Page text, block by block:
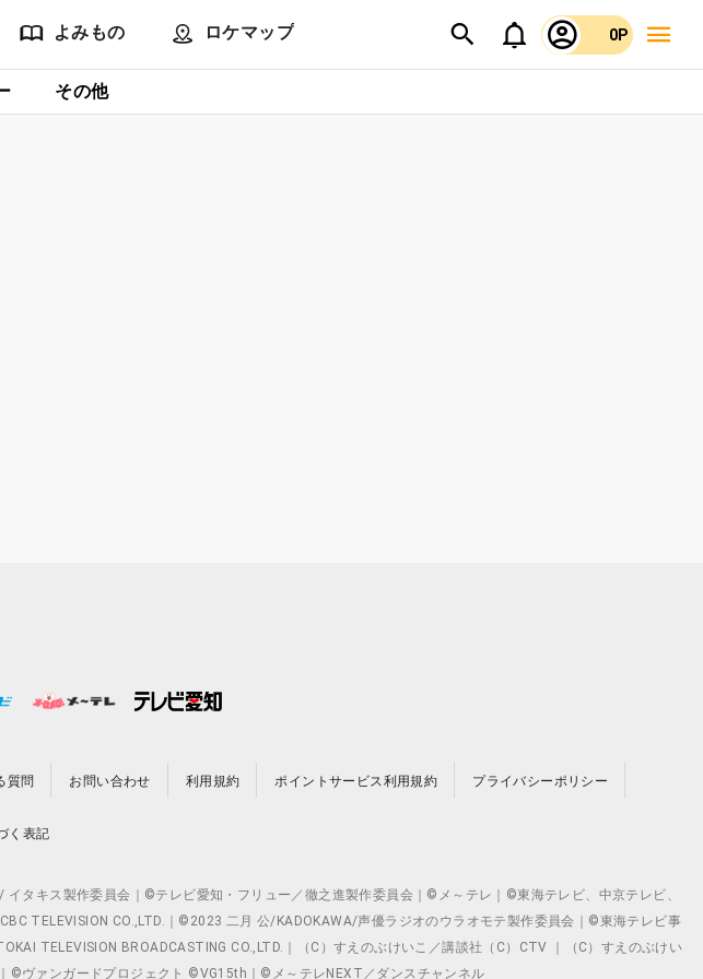
よみもの ロケマップ 0P
その他
質問 お問い合わせ 利用規約 ポイントサービス利用規約 プライバシーポリシー
く表記
キス製作委員会｜©テレビ愛知・フリュー／徹之進製作委員会｜©メ～テレ｜©東海テレビ、中京テレビ、
TELEVISION CO.,LTD.｜©2023 二月 公/KADOKAWA/声優ラジオのウラオモテ製作委員会｜©東海テレビ事
TELEVISION BROADCASTING CO.,LTD.｜（C）すえのぶけいこ／講談社（C）CTV ｜（C）すえのぶけい
©ヴァンガードプロジェクト ©VG15th｜©メ～テレNEXT／ダンスチャンネル